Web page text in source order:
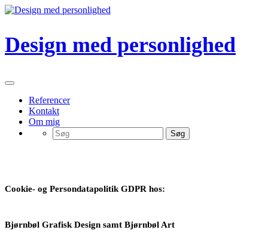
Videre
Design med personlighed
Referencer
Kontakt
Om mig
Cookie- og Persondatapolitik GDPR hos:
Bjørnbøl Grafisk Design samt Bjørnbøl Art